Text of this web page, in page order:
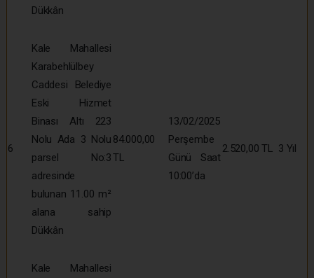
Dükkân
6
Kale Mahallesi
Karabehlülbey
Caddesi Belediye
Eski Hizmet
Binası Altı 223
Nolu Ada 3 Nolu
parsel No:3
adresinde
bulunan 11.00 m²
alana sahip
Dükkân
84.000,00
TL
13/02/2025
Perşembe
Günü Saat
10:00’da
2.520,00 TL 3 Yıl
Kale Mahallesi